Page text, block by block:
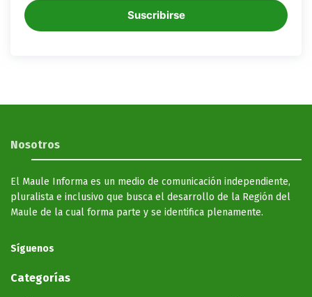
Suscribirse
Nosotros
El Maule Informa es un medio de comunicación independiente,
pluralista e inclusivo que busca el desarrollo de la Región del
Maule de la cual forma parte y se identifica plenamente.
Síguenos
Categorías